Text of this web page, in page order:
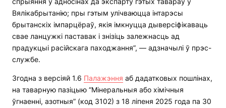
Вялікабрытанію; пры гэтым улічваюцца інтарэсы
брытанскіх імпарцёраў, якія імкнуцца дыверсіфікаваць
свае ланцужкі паставак і знізіць залежнасць ад
прадукцыі расійскага паходжання”, — адзначылі ў прэс-
службе.
Згодна з версіяй 1.6 Палажэння аб дадатковых пошлінах,
на таварную пазіцыю “Мінеральныя або хімічныя
ўгнаенні, азотныя” (код 3102) з 18 ліпеня 2025 года па 30